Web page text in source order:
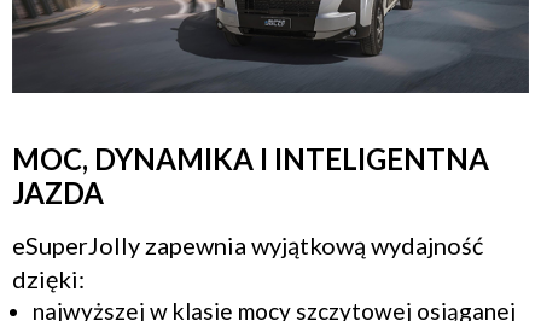
MOC, DYNAMIKA I INTELIGENTNA
JAZDA
eSuperJolly zapewnia wyjątkową wydajność
dzięki:
najwyższej w klasie mocy szczytowej osiąganej